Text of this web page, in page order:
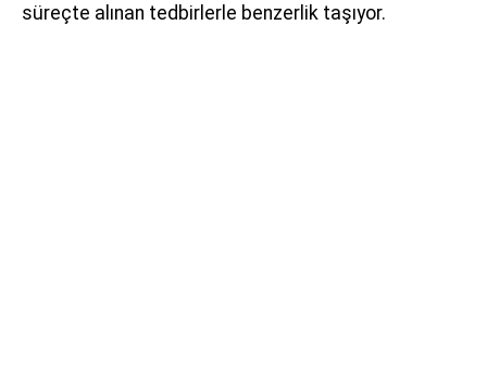
süreçte alınan tedbirlerle benzerlik taşıyor.